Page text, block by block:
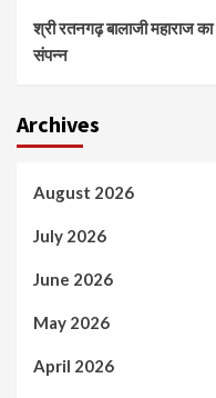
श्री रतनगढ़ बालाजी महाराज
संपन्न
Archives
August 2026
July 2026
June 2026
May 2026
April 2026